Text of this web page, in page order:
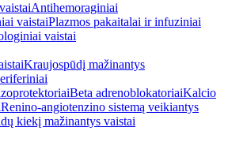
Antihemoraginiai
vaistaiPlazmos pakaitalai ir infuziniai
vaistai
Kraujospūdį mažinantys
Beta adrenoblokatoriaiKalcio
Renino-angiotenzino sistemą veikiantys
kiekį mažinantys vaistai